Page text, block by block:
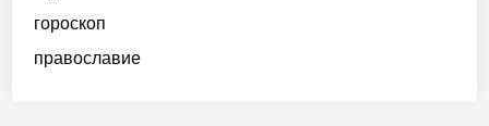
гороскоп
православие